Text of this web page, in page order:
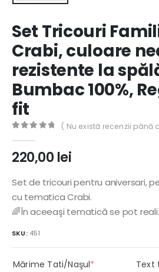
Set Tricouri
Crabi, culoare
rezistente la
Bumbac 100%,
fit
( Nu există recenzii până
220,00 lei
Set de tricouri pentru aniversari,
cu tematica Crabi.
🌈În aceeaşi tematică se pot
SKU: 451
Mărime Tati/Naşul* (required)Text